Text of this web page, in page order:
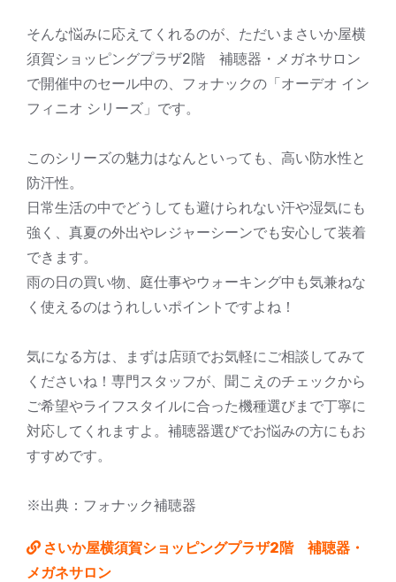
そんな悩みに応えてくれるのが、ただいまさいか屋横
須賀ショッピングプラザ2階 補聴器・メガネサロン
で開催中のセール中の、フォナックの「オーデオ イン
フィニオ シリーズ」です。
このシリーズの魅力はなんといっても、高い防水性と
防汗性。
日常生活の中でどうしても避けられない汗や湿気にも
強く、真夏の外出やレジャーシーンでも安心して装着
できます。
雨の日の買い物、庭仕事やウォーキング中も気兼ねな
く使えるのはうれしいポイントですよね！
気になる方は、まずは店頭でお気軽にご相談してみて
くださいね！専門スタッフが、聞こえのチェックから
ご希望やライフスタイルに合った機種選びまで丁寧に
対応してくれますよ。補聴器選びでお悩みの方にもお
すすめです。
※出典：フォナック補聴器
さいか屋横須賀ショッピングプラザ2階 補聴器・
メガネサロン